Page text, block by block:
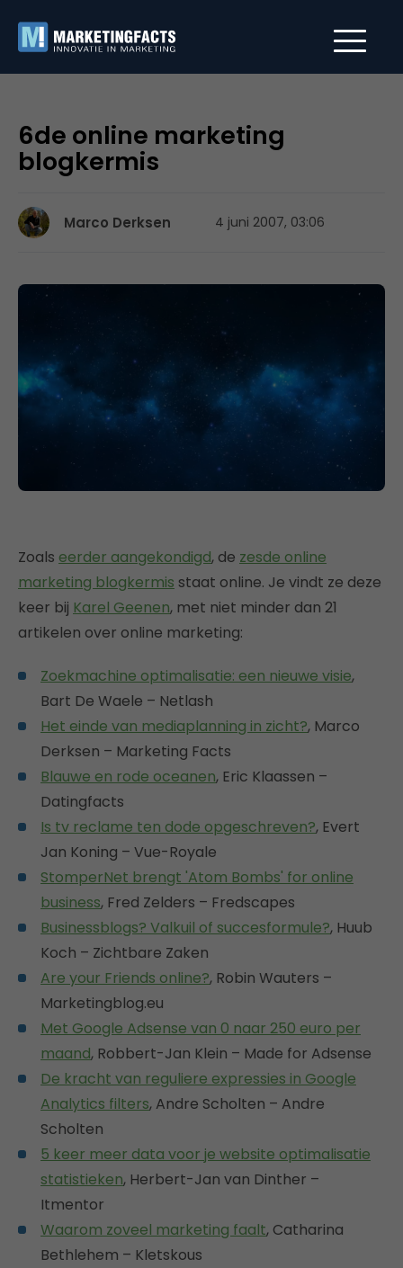
6de online marketing
blogkermis
Marco Derksen 4 juni 2007, 03:06
Zoals eerder aangekondigd, de zesde online
marketing blogkermis staat online. Je vindt ze deze
keer bij Karel Geenen, met niet minder dan 21
artikelen over online marketing:
Zoekmachine optimalisatie: een nieuwe visie,
Bart De Waele – Netlash
Het einde van mediaplanning in zicht?, Marco
Derksen – Marketing Facts
Blauwe en rode oceanen, Eric Klaassen –
Datingfacts
Is tv reclame ten dode opgeschreven?, Evert
Jan Koning – Vue-Royale
StomperNet brengt 'Atom Bombs' for online
business, Fred Zelders – Fredscapes
Businessblogs? Valkuil of succesformule?, Huub
Koch – Zichtbare Zaken
Are your Friends online?, Robin Wauters –
Marketingblog.eu
Met Google Adsense van 0 naar 250 euro per
maand, Robbert-Jan Klein – Made for Adsense
De kracht van reguliere expressies in Google
Analytics filters, Andre Scholten – Andre
Scholten
5 keer meer data voor je website optimalisatie
statistieken, Herbert-Jan van Dinther –
Itmentor
Waarom zoveel marketing faalt, Catharina
Bethlehem – Kletskous